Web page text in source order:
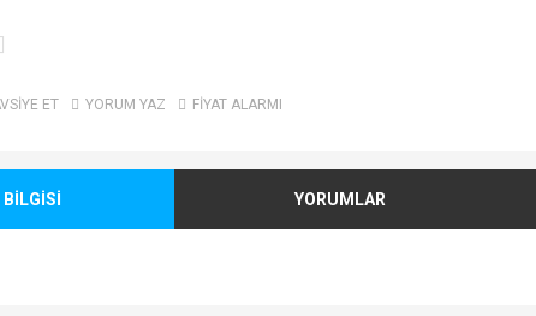
ET YORUM YAZ FİYAT ALARMI
BİLGİSİ YORUMLAR